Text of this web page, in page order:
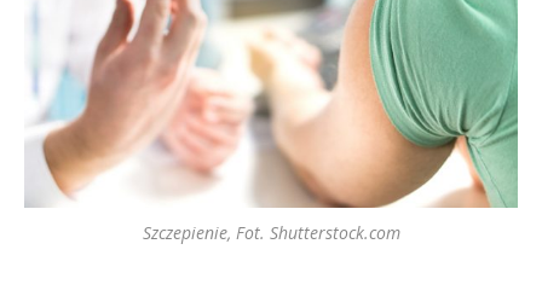
Szczepienie, Fot. Shutterstock.com